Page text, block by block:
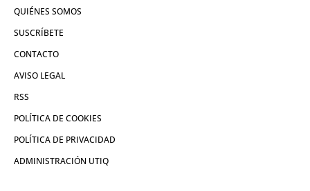
QUIÉNES SOMOS
SUSCRÍBETE
CONTACTO
AVISO LEGAL
RSS
POLÍTICA DE COOKIES
POLÍTICA DE PRIVACIDAD
ADMINISTRACIÓN UTIQ